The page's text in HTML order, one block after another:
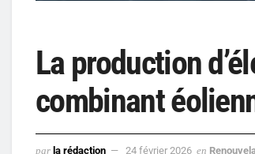
La production
combinant
par la rédaction 24 février 2026 en